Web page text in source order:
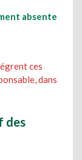
absente
ces
dans
des